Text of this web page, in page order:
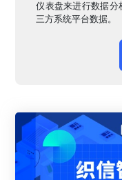
仪表盘来进行数据分
三方系统平台数据。